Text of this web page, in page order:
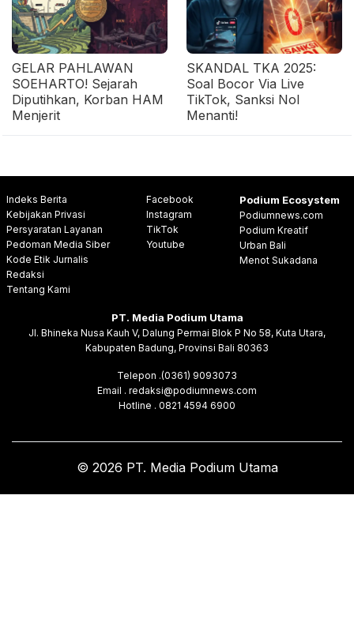
GELAR PAHLAWAN
SOEHARTO! Sejarah
Diputihkan, Korban HAM
Menjerit
SKANDAL TKA 2025:
Soal Bocor Via Live
TikTok, Sanksi Nol
Menanti!
Indeks Berita
Kebijakan Privasi
Persyaratan Layanan
Pedoman Media Siber
Kode Etik Jurnalis
Redaksi
Tentang Kami
Facebook
Instagram
TikTok
Youtube
Podium Ecosystem
Podiumnews.com
Podium Kreatif
Urban Bali
Menot Sukadana
PT. Media Podium Utama
Jl. Bhineka Nusa Kauh V, Dalung Permai Blok P No 58, Kuta Utara,
Kabupaten Badung, Provinsi Bali 80363
Telepon .(0361) 9093073
Email . redaksi@podiumnews.com
Hotline . 0821 4594 6900
© 2026 PT. Media Podium Utama